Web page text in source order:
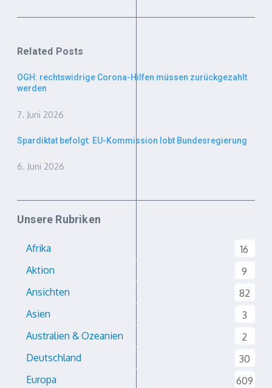
Related Posts
OGH: rechtswidrige Corona-Hilfen müssen zurückgezahlt
werden
7. Juni 2026
Spardiktat befolgt: EU-Kommission lobt Bundesregierung
6. Juni 2026
Unsere Rubriken
Afrika
16
Aktion
9
Ansichten
82
Asien
3
Australien & Ozeanien
2
Deutschland
30
Europa
609